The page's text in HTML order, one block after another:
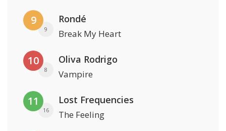
9
9
Rondé
Break My Heart
10
8
Oliva Rodrigo
Vampire
11
16
Lost Frequencies
The Feeling